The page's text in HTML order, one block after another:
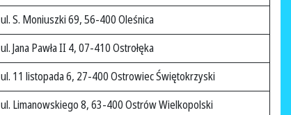
ul. S. Moniuszki 69, 56-400 Oleśnica
ul. Jana Pawła II 4, 07-410 Ostrołęka
ul. 11 listopada 6, 27-400 Ostrowiec Świętokrzyski
ul. Limanowskiego 8, 63-400 Ostrów Wielkopolski